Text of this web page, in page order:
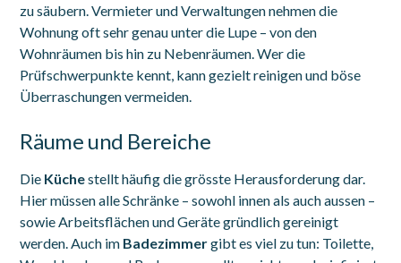
zu säubern. Vermieter und Verwaltungen nehmen die
Wohnung oft sehr genau unter die Lupe – von den
Wohnräumen bis hin zu Nebenräumen. Wer die
Prüfschwerpunkte kennt, kann gezielt reinigen und böse
Überraschungen vermeiden.
Räume und Bereiche
Die Küchestellt häufig die grösste Herausforderung dar.
Hier müssen alle Schränke – sowohl innen als auch aussen –
sowie Arbeitsflächen und Geräte gründlich gereinigt
werden. Auch im Badezimmergibt es viel zu tun: Toilette,